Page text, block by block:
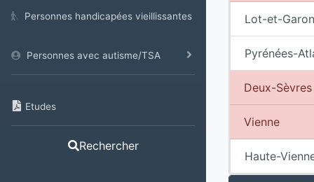
Personnes handicapées vieillissantes
Personnes avec autisme/TSA
Etudes
Rechercher
Lot-et-
Pyrénées-
Deux-Sèvres
Vienne
Haute-